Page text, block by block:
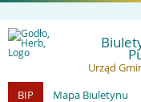
Urząd
BIP
Mapa Biuletynu